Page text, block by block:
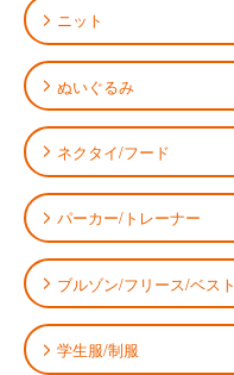
ニット
ぬいぐるみ
ネクタイ/フード
パーカー/トレーナー
ブルゾン/フリース/ベスト
学生服/制服